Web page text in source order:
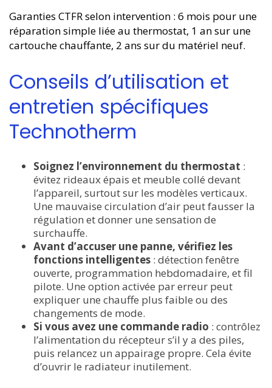
Garanties CTFR selon intervention : 6 mois pour une
réparation simple liée au thermostat, 1 an sur une
cartouche chauffante, 2 ans sur du matériel neuf.
Conseils d’utilisation et
entretien spécifiques
Technotherm
Soignez l’environnement du thermostat :
évitez rideaux épais et meuble collé devant
l’appareil, surtout sur les modèles verticaux.
Une mauvaise circulation d’air peut fausser la
régulation et donner une sensation de
surchauffe.
Avant d’accuser une panne, vérifiez les
fonctions intelligentes : détection fenêtre
ouverte, programmation hebdomadaire, et fil
pilote. Une option activée par erreur peut
expliquer une chauffe plus faible ou des
changements de mode.
Si vous avez une commande radio : contrôlez
l’alimentation du récepteur s’il y a des piles,
puis relancez un appairage propre. Cela évite
d’ouvrir le radiateur inutilement.